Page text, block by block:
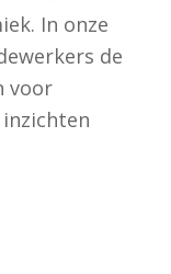
In onze
de
voor